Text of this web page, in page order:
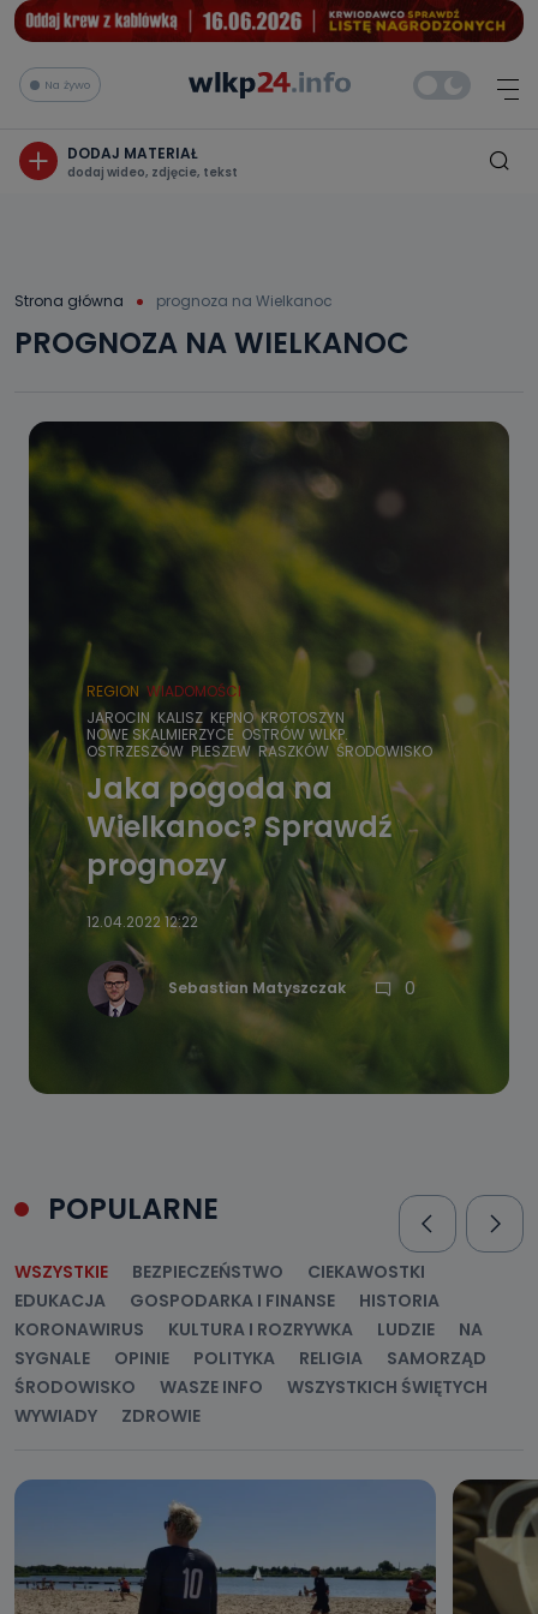
Na żywo
DODAJ MATERIAŁ
dodaj wideo, zdjęcie, tekst
Strona główna prognoza na Wielkanoc
PROGNOZA NA WIELKANOC
REGION WIADOMOŚCI
JAROCIN KALISZ KĘPNO KROTOSZYN
NOWE SKALMIERZYCE OSTRÓW WLKP.
OSTRZESZÓW PLESZEW RASZKÓW ŚRODOWISKO
Jaka pogoda na
Wielkanoc? Sprawdź
prognozy
12.04.2022 12:22
Sebastian Matyszczak 0
POPULARNE
WSZYSTKIE BEZPIECZEŃSTWO
CIEKAWOSTKI
EDUKACJA
GOSPODARKA I FINANSE
HISTORIA
KORONAWIRUS
KULTURA I ROZRYWKA LUDZIE
NA
SYGNALE
OPINIE POLITYKA RELIGIA
SAMORZĄD
ŚRODOWISKO
WASZE INFO
WSZYSTKICH ŚWIĘTYCH
WYWIADY
ZDROWIE